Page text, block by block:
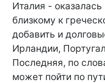
Италия -
близкому к
добавить и
Ирландии,
Последняя, по
может пойти по